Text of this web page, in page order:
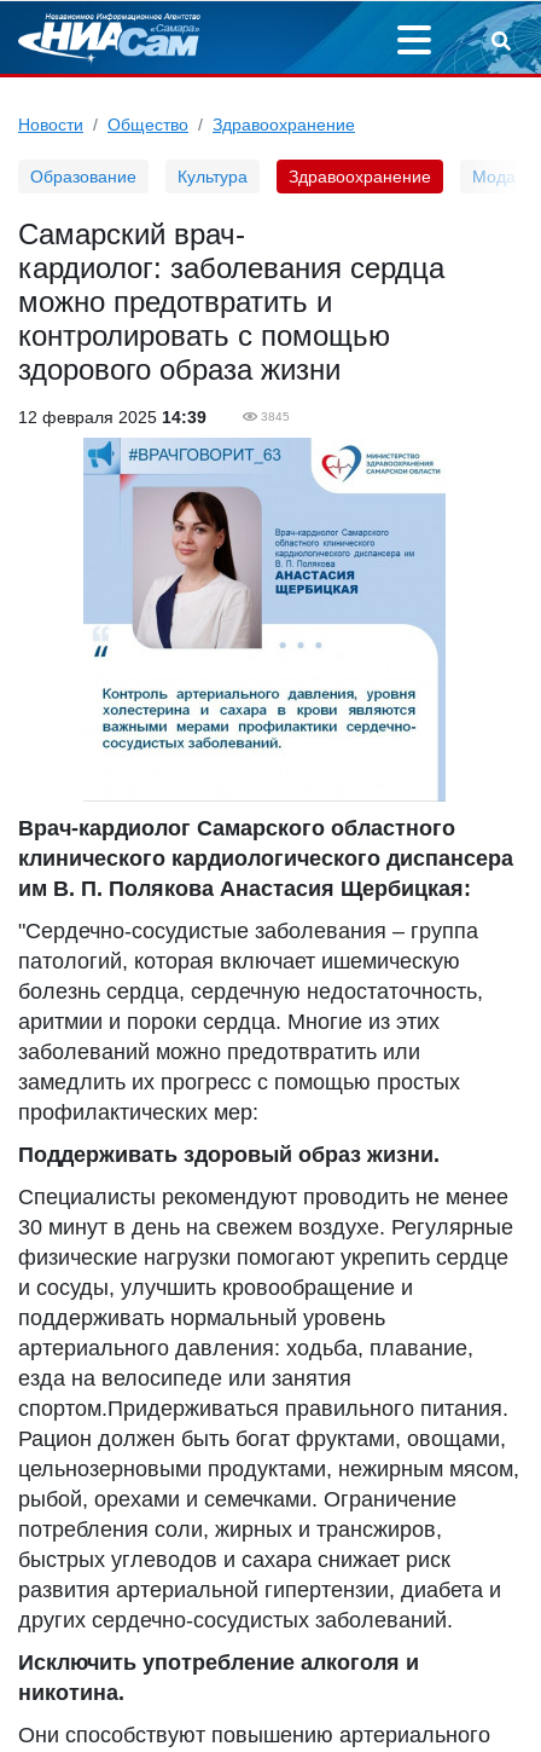
Новости Общество Здравоохранение
Образование Культура Здравоохранение Мода
Самарский врач-
кардиолог: заболевания сердца
можно предотвратить и
контролировать с помощью
здорового образа жизни
12 февраля 2025 14:39 3845
Врач-кардиолог Самарского областного
клинического кардиологического диспансера
им В. П. Полякова Анастасия Щербицкая:
"Сердечно-сосудистые заболевания – группа
патологий, которая включает ишемическую
болезнь сердца, сердечную недостаточность,
аритмии и пороки сердца. Многие из этих
заболеваний можно предотвратить или
замедлить их прогресс с помощью простых
профилактических мер:
Поддерживать здоровый образ жизни.
Специалисты рекомендуют проводить не менее
30 минут в день на свежем воздухе. Регулярные
физические нагрузки помогают укрепить сердце
и сосуды, улучшить кровообращение и
поддерживать нормальный уровень
артериального давления: ходьба, плавание,
езда на велосипеде или занятия
спортом.Придерживаться правильного питания.
Рацион должен быть богат фруктами, овощами,
цельнозерновыми продуктами, нежирным мясом,
рыбой, орехами и семечками. Ограничение
потребления соли, жирных и трансжиров,
быстрых углеводов и сахара снижает риск
развития артериальной гипертензии, диабета и
других сердечно-сосудистых заболеваний.
Исключить употребление алкоголя и
никотина.
Они способствуют повышению артериального